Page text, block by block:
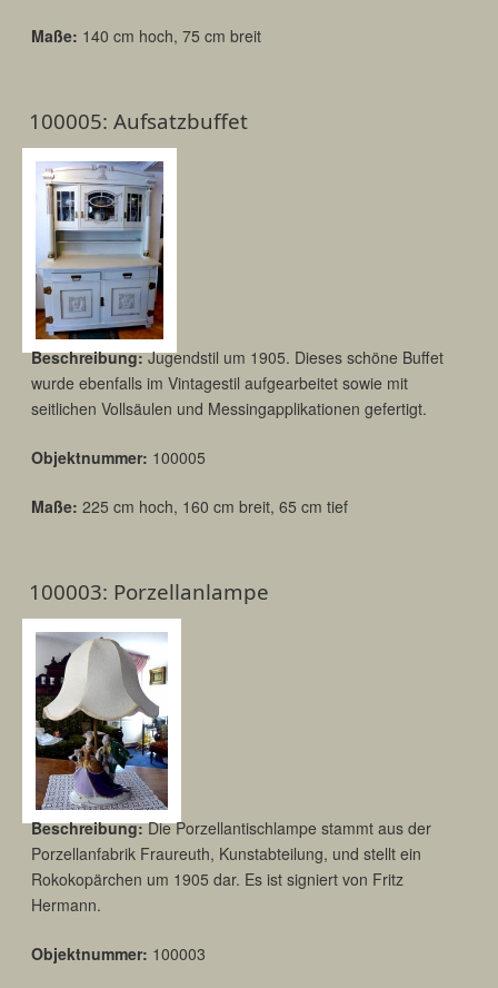
Maße: 140 cm hoch, 75 cm breit
100005: Aufsatzbuffet
Beschreibung:Jugendstil um 1905. Dieses schöne Buffet
wurde ebenfalls im Vintagestil aufgearbeitet sowie mit
seitlichen Vollsäulen und Messingapplikationen gefertigt.
Objektnummer: 100005
Maße: 225 cm hoch, 160 cm breit, 65 cm tief
100003: Porzellanlampe
Beschreibung:Die Porzellantischlampe stammt aus der
Porzellanfabrik Fraureuth, Kunstabteilung, und stellt ein
Rokokopärchen um 1905 dar. Es ist signiert von Fritz
Hermann.
Objektnummer: 100003